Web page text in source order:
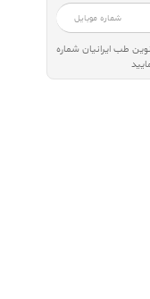
طب ایرانیان شماره